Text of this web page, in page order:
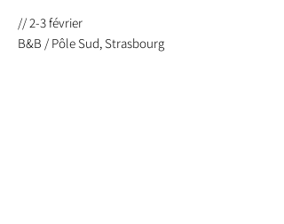
// 2-3 février
B&B / Pôle Sud, Strasbourg